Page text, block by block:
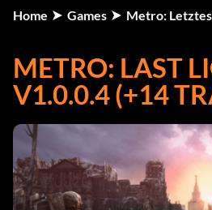
Home Games Metro:
METRO: LAST
V1.0.0.4 (+14